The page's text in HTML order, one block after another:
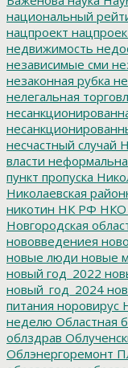
национальный
нацпроект
недвижимость
независимые сми
незаконная рубка
нелегальная
несчастный случай
власти
пункт пропуска
Николаевская
никотин НК РФ НКО
Новгородская
нововведениея
новые люди новые
новый год_2022
новый_год_2024
питания норовирус
неделю Областная
облздрав
Облэнергоремонт